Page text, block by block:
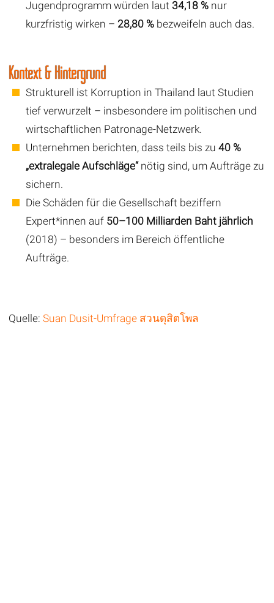
Jugendprogramm würden laut 34,18 %nur
kurzfristig wirken – 28,80 %bezweifeln auch das.
Kontext & Hintergrund
Strukturell ist Korruption in Thailand laut Studien
tief verwurzelt – insbesondere im politischen und
wirtschaftlichen Patronage-Netzwerk.
Unternehmen berichten, dass teils bis zu 40 %
„extralegale Aufschläge“nötig sind, um Aufträge zu
sichern.
Die Schäden für die Gesellschaft beziffern
Expert*innen auf 50–100 Milliarden Baht jährlich
(2018) – besonders im Bereich öffentliche
Aufträge.
Quelle: Suan Dusit-Umfrage สวนดุสิตโพล